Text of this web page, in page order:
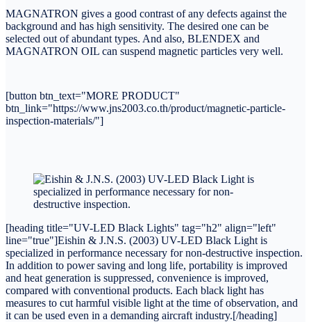
MAGNATRON gives a good contrast of any defects against the
background and has high sensitivity. The desired one can be
selected out of abundant types. And also, BLENDEX and
MAGNATRON OIL can suspend magnetic particles very well.
[button btn_text="MORE PRODUCT"
btn_link="https://www.jns2003.co.th/product/magnetic-particle-
inspection-materials/"]
[heading title="UV-LED Black Lights" tag="h2" align="left"
line="true"]Eishin & J.N.S. (2003) UV-LED Black Light is
specialized in performance necessary for non-destructive inspection.
In addition to power saving and long life, portability is improved
and heat generation is suppressed, convenience is improved,
compared with conventional products. Each black light has
measures to cut harmful visible light at the time of observation, and
it can be used even in a demanding aircraft industry.[/heading]